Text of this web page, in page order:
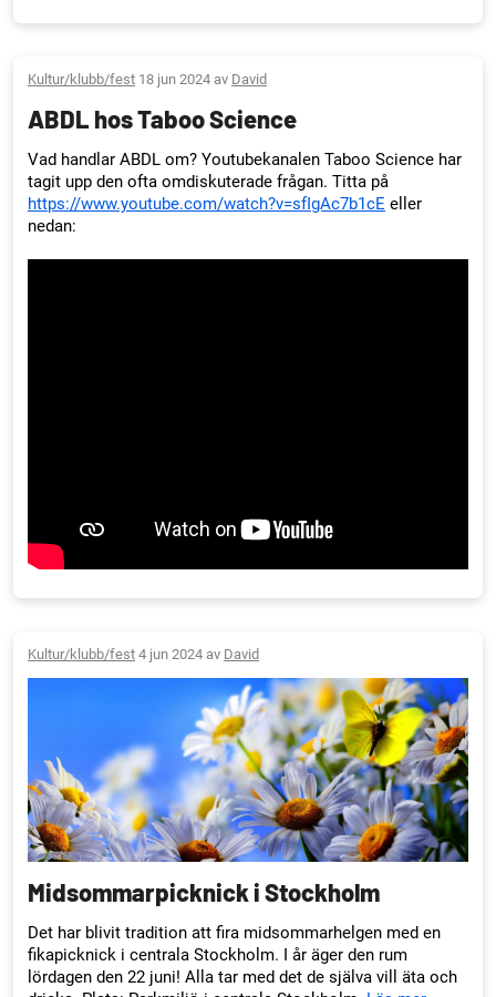
Kultur/klubb/fest 18 jun 2024 av David
ABDL hos Taboo Science
Vad handlar ABDL om? Youtubekanalen Taboo Science har
tagit upp den ofta omdiskuterade frågan. Titta på
https://www.youtube.com/watch?v=sfIgAc7b1cE eller
nedan:
Kultur/klubb/fest 4 jun 2024 av David
Midsommarpicknick i Stockholm
Det har blivit tradition att fira midsommarhelgen med en
fikapicknick i centrala Stockholm. I år äger den rum
lördagen den 22 juni! Alla tar med det de själva vill äta och